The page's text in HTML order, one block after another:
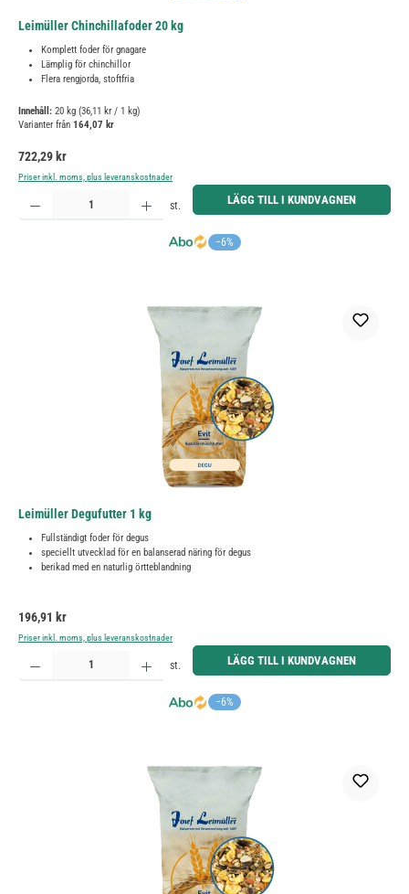
Leimüller Chinchillafoder 20 kg
Komplett foder för gnagare
Lämplig för chinchillor
Flera rengjorda, stoftfria
Innehåll: 20 kg (36,11 kr / 1 kg)
Varianter från 164,07 kr
Ordinarie pris:
722,29 kr
Priser inkl. moms, plus leveranskostnader
−6%
Produktkvantitet: Ange önskat belopp eller använd knapparna för att öka eller minska kvantiteten.
st. LÄGG TILL I KUNDVAGNEN
Leimüller Degufutter 1 kg
Fullständigt foder för degus
speciellt utvecklad för en balanserad näring för degus
berikad med en naturlig örtteblandning
Ordinarie pris:
196,91 kr
Priser inkl. moms, plus leveranskostnader
−6%
Produktkvantitet: Ange önskat belopp eller använd knapparna för att öka eller minska kvantiteten.
st. LÄGG TILL I KUNDVAGNEN